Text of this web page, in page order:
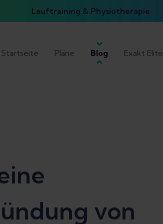
Lauftraining & Physiotherapie
Startseite Pläne Blog Exakt Elite
von